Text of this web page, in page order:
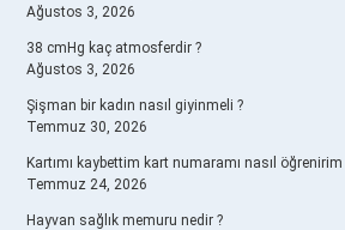
Ağustos 3, 2026
38 cmHg kaç atmosferdir ?
Ağustos 3, 2026
Şişman bir kadın nasıl giyinmeli ?
Temmuz 30, 2026
Kartımı kaybettim kart numaramı nasıl
Temmuz 24, 2026
Hayvan sağlık memuru nedir ?